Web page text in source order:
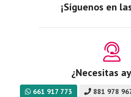
¡Síguenos en
¿Necesitas
661 917 773 881 978